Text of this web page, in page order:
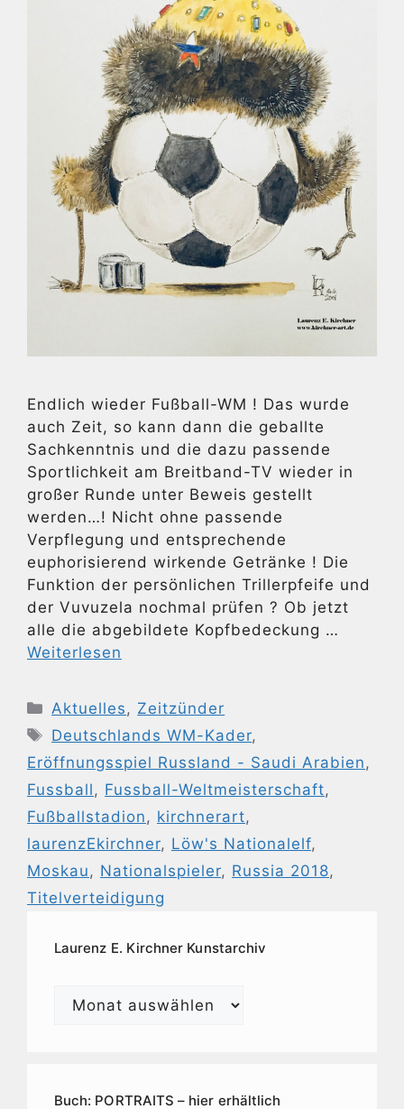
Endlich wieder Fußball-WM ! Das wurde
auch Zeit, so kann dann die geballte
Sachkenntnis und die dazu passende
Sportlichkeit am Breitband-TV wieder in
großer Runde unter Beweis gestellt
werden…! Nicht ohne passende
Verpflegung und entsprechende
euphorisierend wirkende Getränke ! Die
Funktion der persönlichen Trillerpfeife und
der Vuvuzela nochmal prüfen ? Ob jetzt
alle die abgebildete Kopfbedeckung …
Weiterlesen
Kategorien
Aktuelles, Zeitzünder
Schlagwörter
Deutschlands WM-Kader,
Eröffnungsspiel Russland - Saudi Arabien,
Fussball, Fussball-Weltmeisterschaft,
Fußballstadion, kirchnerart,
laurenzEkirchner, Löw's Nationalelf,
Moskau, Nationalspieler, Russia 2018,
Titelverteidigung
Laurenz E. Kirchner Kunstarchiv
Laurenz
Buch: PORTRAITS – hier erhältlich